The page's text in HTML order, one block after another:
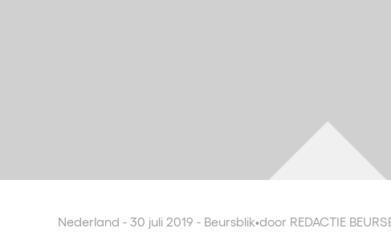
Nederland - 30 juli 2019 - Beursblik•door REDACTIE